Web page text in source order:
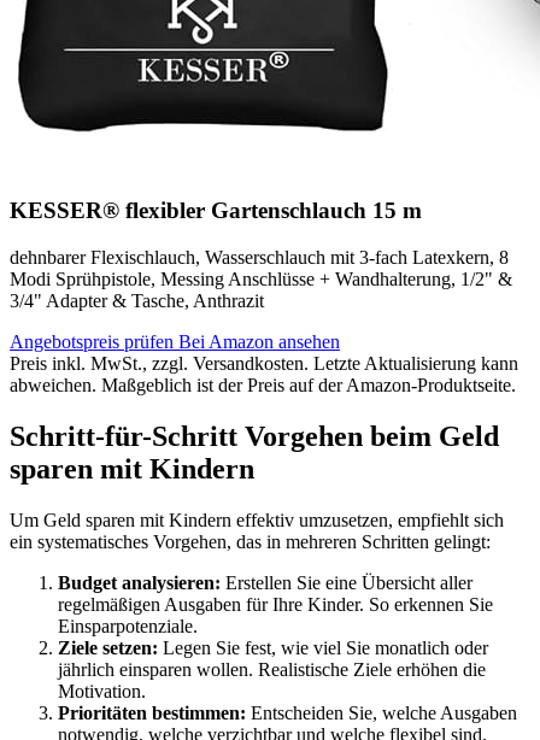
KESSER® flexibler Gartenschlauch 15 m
dehnbarer Flexischlauch, Wasserschlauch mit 3-fach Latexkern, 8
Modi Sprühpistole, Messing Anschlüsse + Wandhalterung, 1/2" &
3/4" Adapter & Tasche, Anthrazit
Angebotspreis prüfen Bei Amazon ansehen
Preis inkl. MwSt., zzgl. Versandkosten. Letzte Aktualisierung kann
abweichen. Maßgeblich ist der Preis auf der Amazon-Produktseite.
Schritt-für-Schritt Vorgehen beim Geld
sparen mit Kindern
Um Geld sparen mit Kindern effektiv umzusetzen, empfiehlt sich
ein systematisches Vorgehen, das in mehreren Schritten gelingt:
Budget analysieren: Erstellen Sie eine Übersicht aller
regelmäßigen Ausgaben für Ihre Kinder. So erkennen Sie
Einsparpotenziale.
Ziele setzen: Legen Sie fest, wie viel Sie monatlich oder
jährlich einsparen wollen. Realistische Ziele erhöhen die
Motivation.
Prioritäten bestimmen: Entscheiden Sie, welche Ausgaben
notwendig, welche verzichtbar und welche flexibel sind.